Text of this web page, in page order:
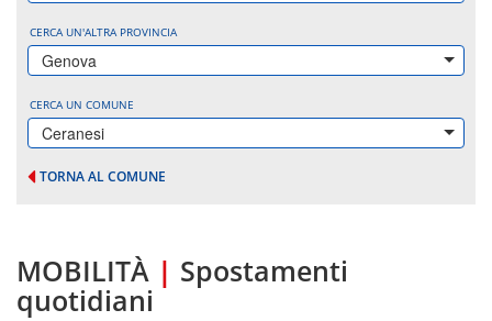
CERCA UN'ALTRA PROVINCIA
Genova
CERCA UN COMUNE
Ceranesi
TORNA AL COMUNE
MOBILITÀ | Spostamenti
quotidiani